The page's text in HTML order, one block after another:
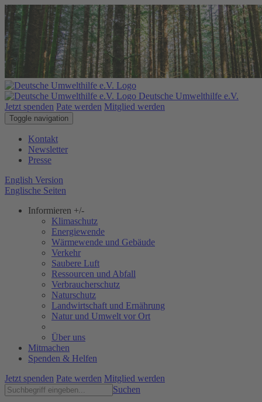
Deutsche Umwelthilfe e.V.
Jetzt spenden Pate werden Mitglied werden
Toggle navigation
Kontakt
Newsletter
Presse
English Version
Englische Seiten
Informieren +/-
Klimaschutz
Energiewende
Wärmewende und Gebäude
Verkehr
Saubere Luft
Ressourcen und Abfall
Verbraucherschutz
Naturschutz
Landwirtschaft und Ernährung
Natur und Umwelt vor Ort
Über uns
Mitmachen
Spenden & Helfen
Jetzt spenden Pate werden Mitglied werden
Suchen